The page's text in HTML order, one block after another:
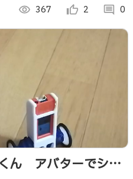
visibility 367 thumb_up_alt 2 comment 0
ん アバターでシン